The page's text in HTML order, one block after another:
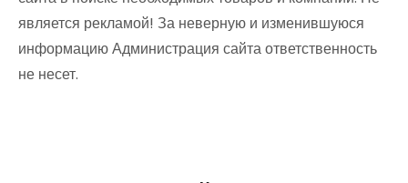
является рекламой! За неверную и изменившуюся
информацию Администрация сайта ответственность
не несет.